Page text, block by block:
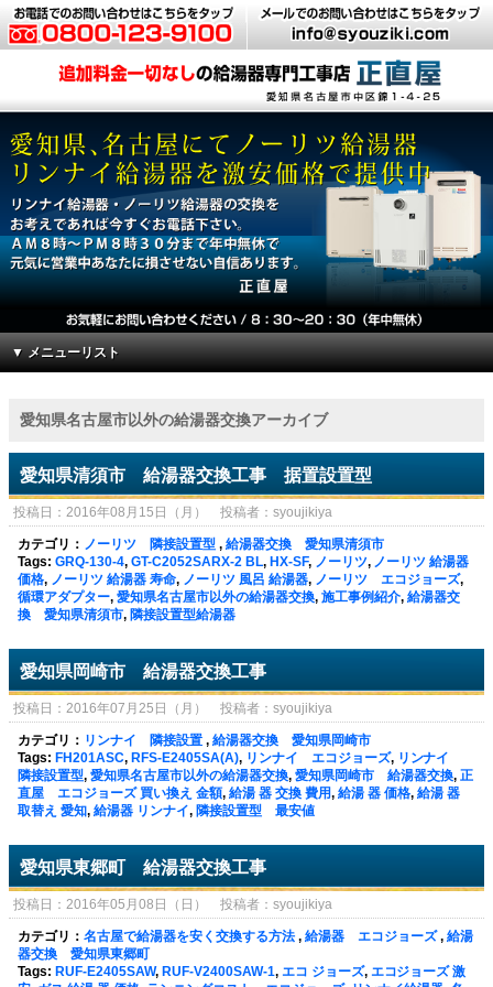
▼ メニューリスト
愛知県名古屋市以外の給湯器交換アーカイブ
愛知県清須市 給湯器交換工事 据置設置型
投稿日：2016年08月15日（月） 投稿者：syoujikiya
カテゴリ： ノーリツ 隣接設置型, 給湯器交換 愛知県清須市
Tags: GRQ-130-4, GT-C2052SARX-2 BL, HX-SF, ノーリツ, ノーリツ 給湯器
価格, ノーリツ 給湯器 寿命, ノーリツ 風呂 給湯器, ノーリツ エコジョーズ,
循環アダプター, 愛知県名古屋市以外の給湯器交換, 施工事例紹介, 給湯器交
換 愛知県清須市, 隣接設置型給湯器
愛知県岡崎市 給湯器交換工事
投稿日：2016年07月25日（月） 投稿者：syoujikiya
カテゴリ： リンナイ 隣接設置, 給湯器交換 愛知県岡崎市
Tags: FH201ASC, RFS-E2405SA(A), リンナイ エコジョーズ, リンナイ
隣接設置型, 愛知県名古屋市以外の給湯器交換, 愛知県岡崎市 給湯器交換, 正
直屋 エコジョーズ 買い換え 金額, 給湯 器 交換 費用, 給湯 器 価格, 給湯 器
取替え 愛知, 給湯器 リンナイ, 隣接設置型 最安値
愛知県東郷町 給湯器交換工事
投稿日：2016年05月08日（日） 投稿者：syoujikiya
カテゴリ： 名古屋で給湯器を安く交換する方法, 給湯器 エコジョーズ, 給湯
器交換 愛知県東郷町
Tags: RUF-E2405SAW, RUF-V2400SAW-1, エコ ジョーズ, エコジョーズ 激